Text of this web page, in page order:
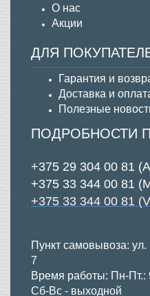
О нас
Акции
ДЛЯ
Гарантия и
Доставка и
Полезные
ПОДРОБНОСТИ
+375 29 304 00 81
+375 33 344 00 81
+375 33 344 00 81
Пункт самовывоза:
7
Время работы: Пн-Пт.:
Сб-Вс - выходной